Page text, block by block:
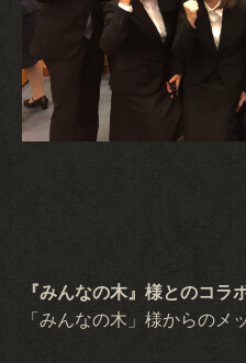
『みんなの木』様とのコラ
「みんなの木」様からのメ